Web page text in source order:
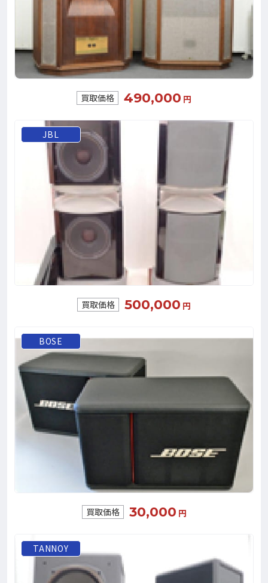
買取価格 490,000 円
JBL
買取価格 500,000 円
BOSE
買取価格 30,000 円
TANNOY